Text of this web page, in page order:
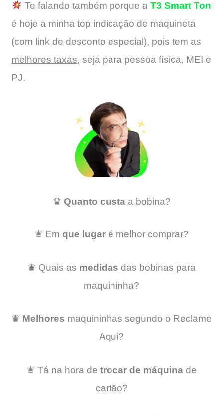
Te falando também porque a T3 Smart Ton
é hoje a minha top indicação de maquineta
(com link de desconto especial), pois tem as
melhores taxas, seja para pessoa física, MEI e
PJ.
♛ Quanto custaa bobina?
♛ Em que lugar é melhor comprar?
♛ Quais as medidas das bobinas para
maquininha?
♛ Melhores maquininhas segundo o Reclame
Aqui?
♛ Tá na hora de trocar de máquina de
cartão?